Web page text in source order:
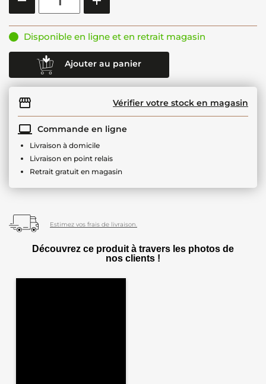
Disponible en ligne et en retrait magasin
Ajouter au panier
Vérifier votre stock en magasin
Commande en ligne
Livraison à domicile
Livraison en point relais
Retrait gratuit en magasin
Estimez vos frais de livraison.
Découvrez ce produit à travers les photos de
nos clients !